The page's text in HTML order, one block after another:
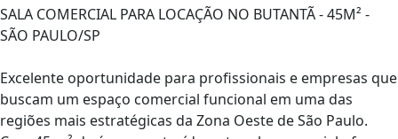
SALA COMERCIAL PARA LOCAÇÃO NO BUTANTÃ - 45M² -
SÃO PAULO/SP
Excelente oportunidade para profissionais e empresas que
buscam um espaço comercial funcional em uma das
regiões mais estratégicas da Zona Oeste de São Paulo.